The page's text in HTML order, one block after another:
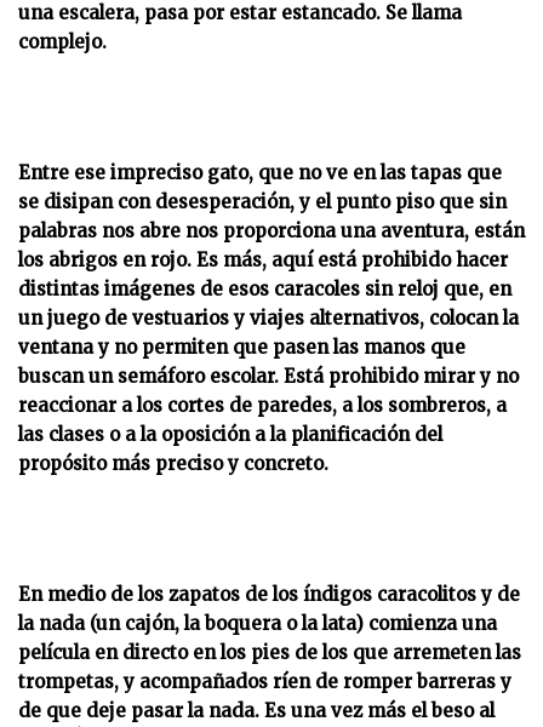
una escalera, pasa por estar estancado. Se llama
complejo.
Entre ese impreciso gato, que no ve en las tapas que
se disipan con desesperación, y el punto piso que sin
palabras nos abre nos proporciona una aventura, están
los abrigos en rojo. Es más, aquí está prohibido hacer
distintas imágenes de esos caracoles sin reloj que, en
un juego de vestuarios y viajes alternativos, colocan la
ventana y no permiten que pasen las manos que
buscan un semáforo escolar. Está prohibido mirar y no
reaccionar a los cortes de paredes, a los sombreros, a
las clases o a la oposición a la planificación del
propósito más preciso y concreto.
En medio de los zapatos de los índigos caracolitos y de
la nada (un cajón, la boquera o la lata) comienza una
película en directo en los pies de los que arremeten las
trompetas, y acompañados ríen de romper barreras y
de que deje pasar la nada. Es una vez más el beso al